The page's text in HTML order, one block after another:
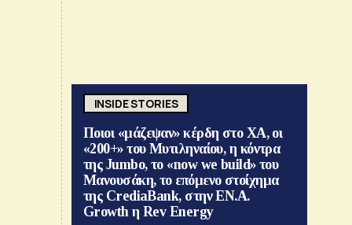
INSIDE STORIES
Ποιοι «μάζεψαν» κέρδη στο ΧΑ, οι
«200+» του Μυτιληναίου, η κόντρα
της Jumbo, το «now we build» του
Μανουσάκη, το επόμενο στοίχημα
της CrediaBank, στην ΕΝ.Α.
Growth η Rev Energy